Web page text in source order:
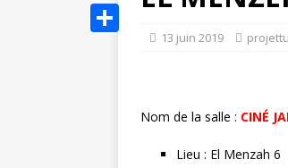
13 juin 2019
Nom de la salle : CINÉ
Lieu : El Menzah 6
c
T